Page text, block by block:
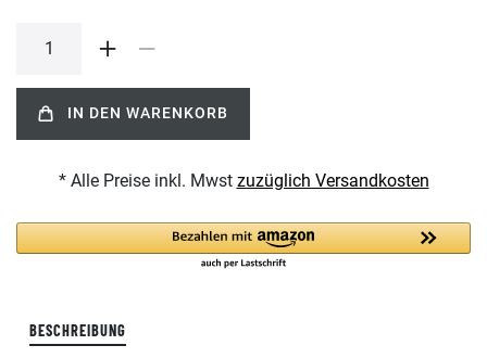
IN DEN WARENKORB
* Alle Preise inkl. Mwst zuzüglich Versandkosten
BESCHREIBUNG